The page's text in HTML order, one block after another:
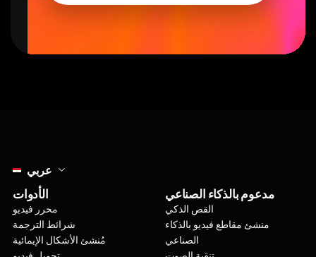
عربي
الأدوات
محرر فيديو
شرائط الترجمة
مُنشئ الأشكال الإيمائية
مدعوم بالذكاء الصناعي
القص الذكي
منشئ مقاطع فيديو بالذكاء
الصناعي